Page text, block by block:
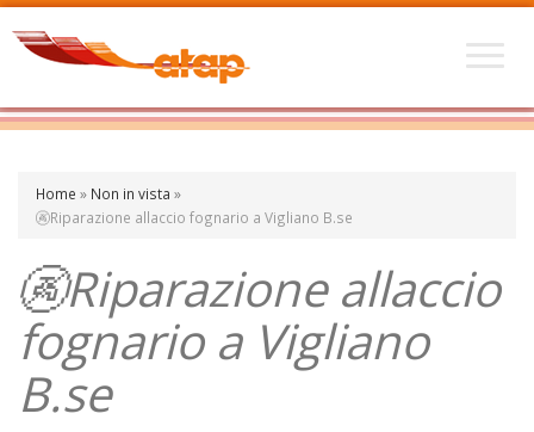
Home » Non in vista »
🚱Riparazione allaccio fognario a Vigliano B.se
🚱Riparazione allaccio
fognario a Vigliano
B.se